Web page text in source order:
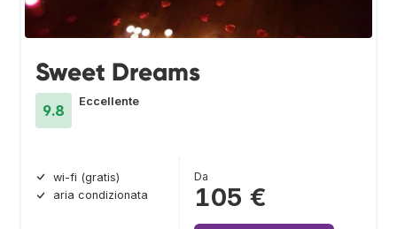
Sweet Dreams
9.8
Eccellente
wi-fi (gratis)
aria condizionata
Da
105 €